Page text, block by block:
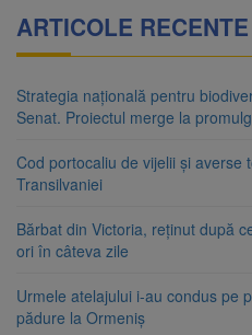
ARTICOLE RECENTE
Strategia națională pentru
Senat. Proiectul merge la
Cod portocaliu de vijelii și
Transilvaniei
Bărbat din Victoria, reținut după
ori în câteva zile
Urmele atelajului i-au condus pe
pădure la Ormeniș